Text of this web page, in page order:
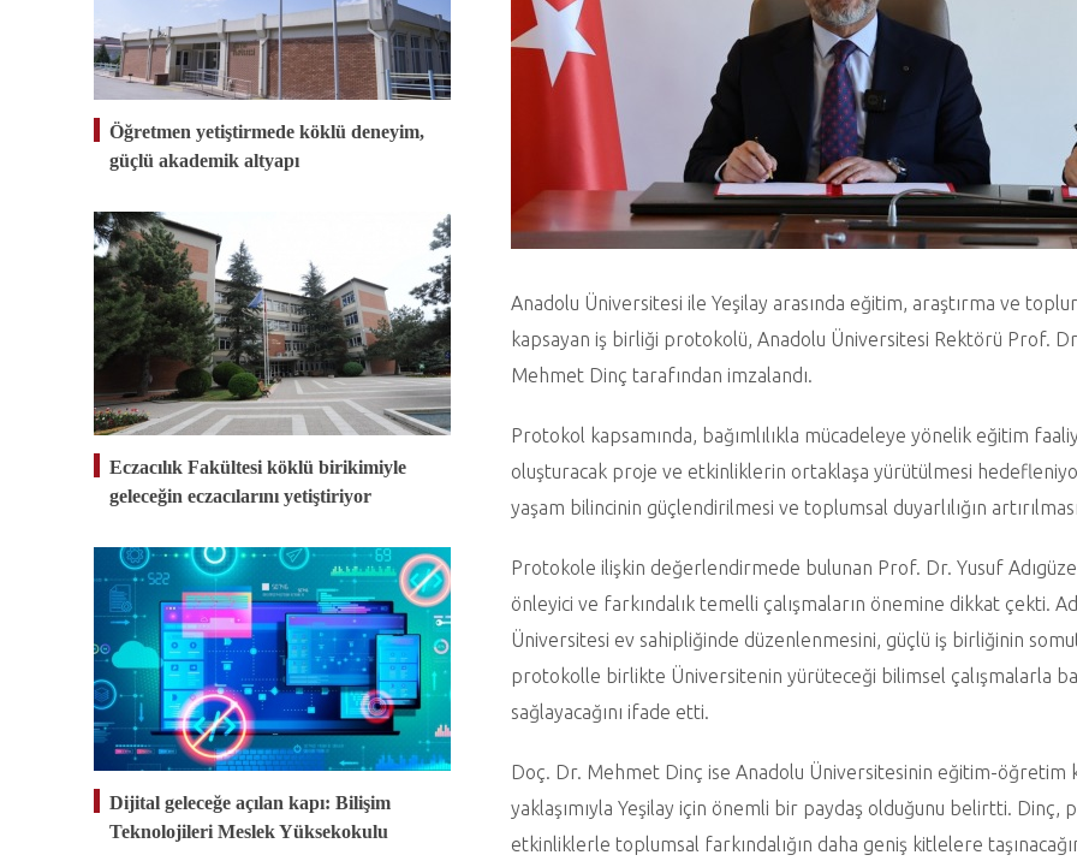
Anadolu Üniversitesi ile Yeşilay arasında eğitim, araştırma ve
kapsayan iş birliği protokolü, Anadolu Üniversitesi Rektörü Prof.
Mehmet Dinç tarafından imzalandı.
Protokol kapsamında, bağımlılıkla mücadeleye yönelik eğitim
oluşturacak proje ve etkinliklerin ortaklaşa yürütülmesi
yaşam bilincinin güçlendirilmesi ve toplumsal duyarlılığın
Protokole ilişkin değerlendirmede bulunan Prof. Dr. Yusuf
önleyici ve farkındalık temelli çalışmaların önemine dikkat çekti.
Üniversitesi ev sahipliğinde düzenlenmesini, güçlü iş birliğinin
protokolle birlikte Üniversitenin yürüteceği bilimsel çalışmalarla
sağlayacağını ifade etti.
Doç. Dr. Mehmet Dinç ise Anadolu Üniversitesinin eğitim-öğretim
yaklaşımıyla Yeşilay için önemli bir paydaş olduğunu belirtti.
etkinliklerle toplumsal farkındalığın daha geniş kitlelere
Öğretmen yetiştirmede köklü deneyim,
güçlü akademik altyapı
Eczacılık Fakültesi köklü birikimiyle
geleceğin eczacılarını yetiştiriyor
Dijital geleceğe açılan kapı: Bilişim
Teknolojileri Meslek Yüksekokulu